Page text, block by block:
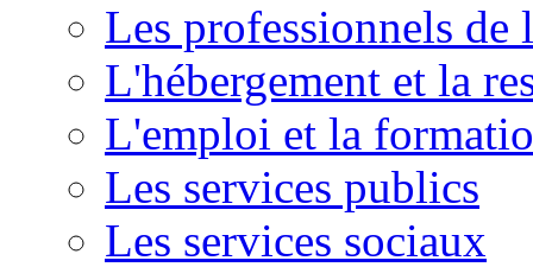
Les professionnels de
L'hébergement et la
L'emploi et la
Les services publics
Les services sociaux